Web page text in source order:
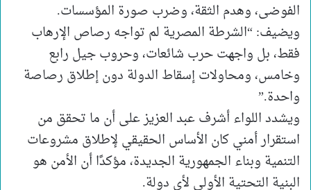
الفوضى، وهدم الثقة، وضرب صورة المؤسسات.
ويضيف: “الشرطة المصرية لم تواجه رصاص الإرهاب
فقط، بل واجهت حرب شائعات، وحروب جيل رابع
وخامس، ومحاولات إسقاط الدولة دون إطلاق رصاصة
واحدة.”
ويشدد اللواء أشرف عبد العزيز على أن ما تحقق من
استقرار أمني كان الأساس الحقيقي لإطلاق مشروعات
التنمية وبناء الجمهورية الجديدة، مؤكدًا أن الأمن هو
البنية التحتية الأولى لأي دولة.